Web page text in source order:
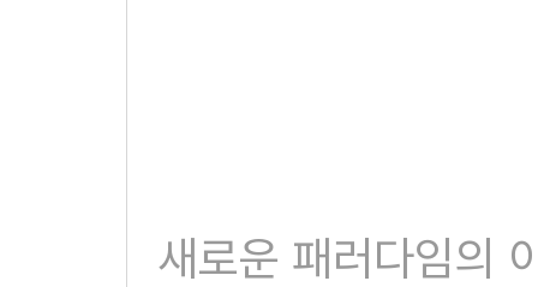
새로운 패러다임의